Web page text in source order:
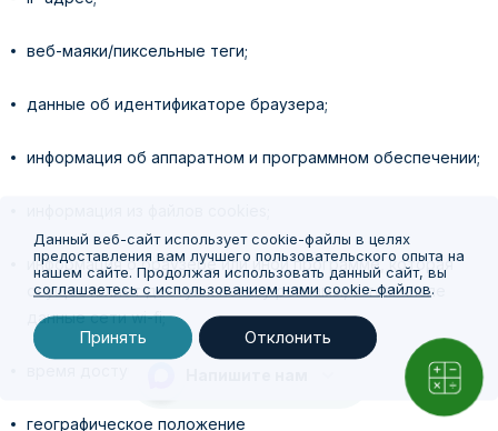
веб-маяки/пиксельные теги;
данные об идентификаторе браузера;
информация об аппаратном и программном обеспечении;
информация о браузере или иной программе, которая
осуществляет доступ к показу рекламы, в том числе
данные сети wi-fi;
географическое положение
Данный веб-сайт использует cookie-файлы в целях
предоставления вам лучшего пользовательского опыта на
нашем сайте. Продолжая использовать данный сайт, вы
соглашаетесь с использованием нами cookie-файлов.
Принять Отклонить